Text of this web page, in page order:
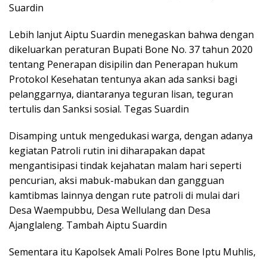
Suardin
Lebih lanjut Aiptu Suardin menegaskan bahwa dengan
dikeluarkan peraturan Bupati Bone No. 37 tahun 2020
tentang Penerapan disipilin dan Penerapan hukum
Protokol Kesehatan tentunya akan ada sanksi bagi
pelanggarnya, diantaranya teguran lisan, teguran
tertulis dan Sanksi sosial. Tegas Suardin
Disamping untuk mengedukasi warga, dengan adanya
kegiatan Patroli rutin ini diharapakan dapat
mengantisipasi tindak kejahatan malam hari seperti
pencurian, aksi mabuk-mabukan dan gangguan
kamtibmas lainnya dengan rute patroli di mulai dari
Desa Waempubbu, Desa Wellulang dan Desa
Ajanglaleng. Tambah Aiptu Suardin
Sementara itu Kapolsek Amali Polres Bone Iptu Muhlis,